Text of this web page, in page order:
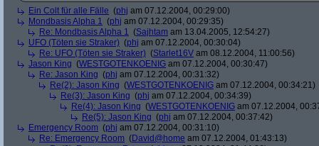
Ein Colt für alle Fälle (phj am 07.12.2004, 00:29:00)
Mondbasis Alpha 1 (phj am 07.12.2004, 00:29:35)
Re: Mondbasis Alpha 1 (Sajhtam am 13.04.2005, 12:54:27)
UFO (Töten sie Straker) (phj am 07.12.2004, 00:30:04)
Re: UFO (Töten sie Straker) (Starlet16V am 08.12.2004, 11:00:56)
Jason King (WESTGOTENKOENIG am 07.12.2004, 00:30:47)
Re: Jason King (phj am 07.12.2004, 00:31:32)
Re(2): Jason King (WESTGOTENKOENIG am 07.12.2004, 00:34:21)
Re(3): Jason King (phj am 07.12.2004, 00:34:39)
Re(4): Jason King (WESTGOTENKOENIG am 07.12.2004,
Re(5): Jason King (phj am 07.12.2004, 00:37:42)
Emergency Room (phj am 07.12.2004, 00:31:10)
Re: Emergency Room (David@home am 07.12.2004, 01:43:13)